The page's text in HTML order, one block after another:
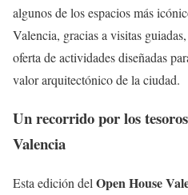
algunos de los espacios más
Valencia, gracias a visitas
oferta de actividades diseñadas
valor arquitectónico de la ciudad.
Un recorrido por los
Valencia
Esta edición del Open House